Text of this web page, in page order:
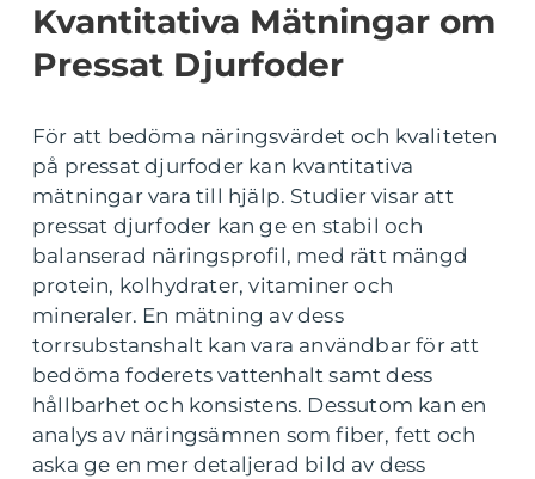
Kvantitativa Mätningar om
Pressat Djurfoder
För att bedöma näringsvärdet och kvaliteten
på pressat djurfoder kan kvantitativa
mätningar vara till hjälp. Studier visar att
pressat djurfoder kan ge en stabil och
balanserad näringsprofil, med rätt mängd
protein, kolhydrater, vitaminer och
mineraler. En mätning av dess
torrsubstanshalt kan vara användbar för att
bedöma foderets vattenhalt samt dess
hållbarhet och konsistens. Dessutom kan en
analys av näringsämnen som fiber, fett och
aska ge en mer detaljerad bild av dess